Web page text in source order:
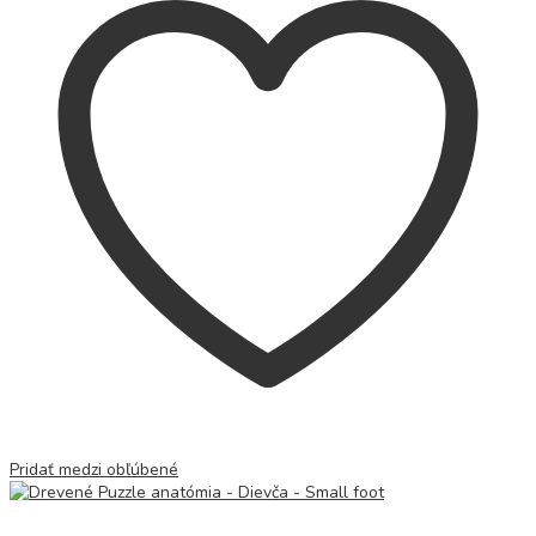
Pridať medzi obľúbené